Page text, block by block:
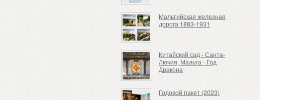
Мальтийская железная
дорога 1883-1931
Китайский сад - Санта-
Лючия, Мальта - Год
Дракона
Годовой пакет (2023)